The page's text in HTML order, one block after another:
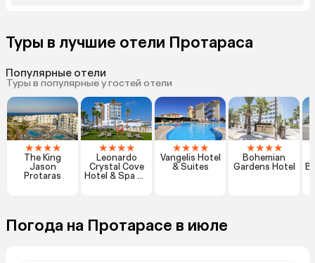
Туры в лучшие отели Протараса
Популярные отели
Туры в популярные у гостей отели
★★★★
The King
Jason
Protaras
★★★★
Leonardo
Crystal Cove
Hotel & Spa By
★★★★
Vangelis Hotel
& Suites
★★★★
Bohemian
Gardens Hotel
Погода на Протарасе в июле